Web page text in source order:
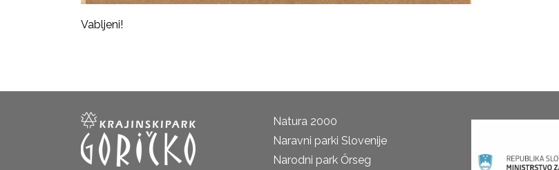
Vabljeni!
Natura 2000
Naravni parki Slovenije
Narodni park Őrseg